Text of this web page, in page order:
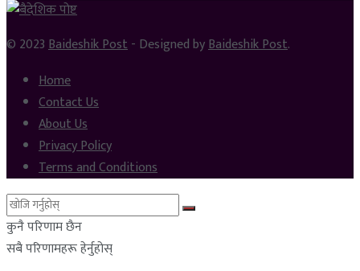
© 2023Baideshik Post- Designed byBaideshik Post.
Home
Contact Us
About Us
Privacy Policy
Terms and Conditions
कुनै परिणाम छैन
सबै परिणामहरू हेर्नुहोस्